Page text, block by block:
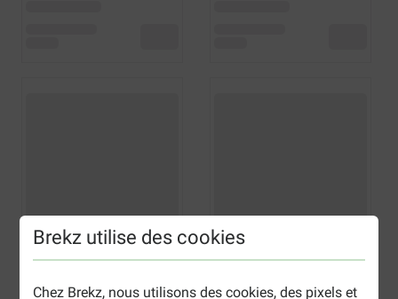
Brekz utilise des cookies
Chez Brekz, nous utilisons des cookies, des pixels et